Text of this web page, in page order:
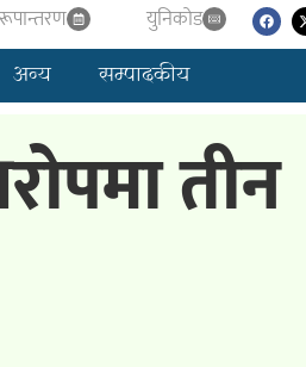
युनिकाेड
अन्य सम्पादकीय
तीन